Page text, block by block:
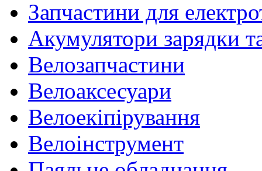
Запчастини для
Акумулятори зарядки
Велозапчастини
Велоаксесуари
Велоекіпірування
Велоінструмент